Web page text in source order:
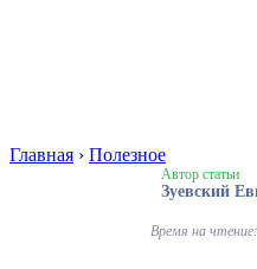
Главная › Полезное
Автор статьи
Зуевский
Время на